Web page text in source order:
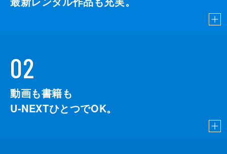
02
動画も書籍も
U-NEXTひとつでOK。